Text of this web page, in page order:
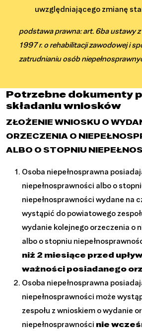
uwzględniającego zmianę
podstawa prawna: art. 6ba ustawy
1997 r. o rehabilitacji zawodowej i
zatrudnianiu osób
Potrzebne dokumenty
składaniu wniosków
ZŁOŻENIE WNIOSKU O
ORZECZENIA O
ALBO O STOPNIU
Osoba niepełnosprawna
niepełnosprawności albo o
niepełnosprawności wydane na
wystąpić do powiatowego
wydanie kolejnego orzeczenia o
albo o stopniu
niż 2 miesiące przed
ważności posiadanego
Osoba niepełnosprawna
niepełnosprawności może
zespołu z wnioskiem o wydanie
niepełnosprawności nie